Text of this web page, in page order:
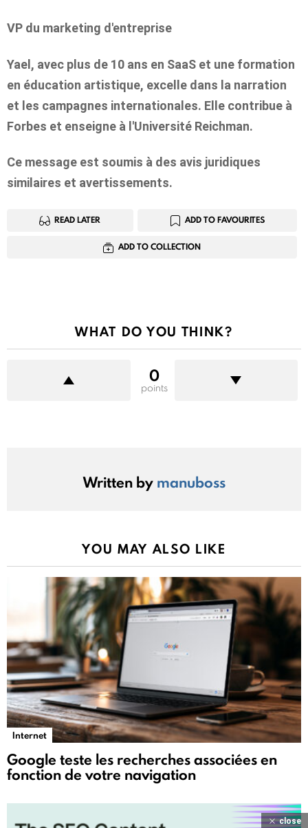
VP du marketing d'entreprise
Yael, avec plus de 10 ans en SaaS et une formation
en éducation artistique, excelle dans la narration
et les campagnes internationales. Elle contribue à
Forbes et enseigne à l'Université Reichman.
Ce message est soumis à des avis juridiques
similaires et avertissements.
READ LATER ADD TO FAVOURITES
ADD TO COLLECTION
WHAT DO YOU THINK?
0
points
Written by manuboss
YOU MAY ALSO LIKE
Internet
Google teste les recherches associées en
fonction de votre navigation
close